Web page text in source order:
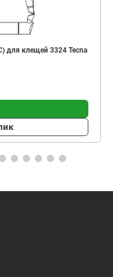
для клещей 3324 Tecna